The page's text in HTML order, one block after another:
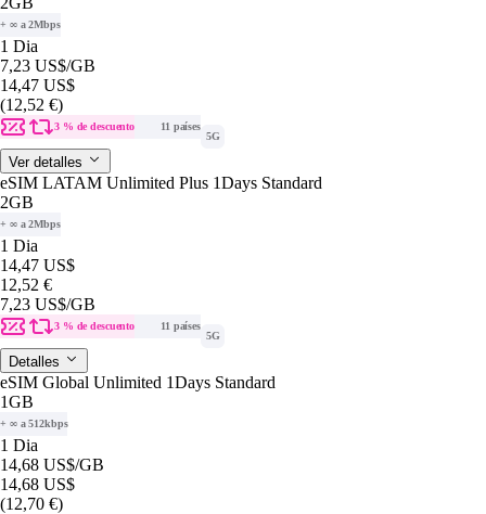
+ ∞ a 2Mbps
1 Dia
7,23 US$/GB
14,47 US$
(12,52 €)
3 % de descuento
11 países
5G
Ver detalles
eSIM LATAM Unlimited Plus 1Days Standard
2GB
+ ∞ a 2Mbps
1 Dia
14,47 US$
12,52 €
7,23 US$/GB
3 % de descuento
11 países
5G
Detalles
eSIM Global Unlimited 1Days Standard
1GB
+ ∞ a 512kbps
1 Dia
14,68 US$/GB
14,68 US$
(12,70 €)